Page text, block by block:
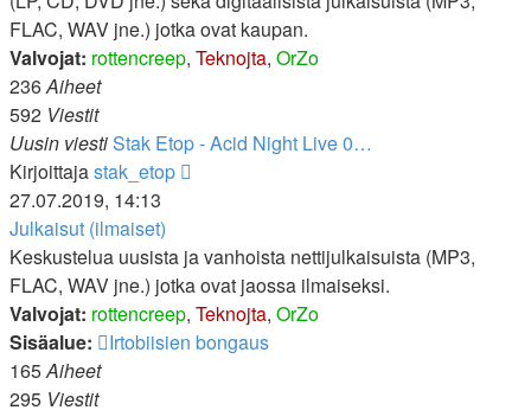
FLAC, WAV jne.) jotka ovat kaupan.
Valvojat: rottencreep, Teknojta, OrZo
236Aiheet
592 Viestit
Uusin viestiStak Etop - Acid Night Live 0…
Kirjoittajastak_etop
27.07.2019, 14:13
Julkaisut (ilmaiset)
Keskustelua uusista ja vanhoista nettijulkaisuista (MP3,
FLAC, WAV jne.) jotka ovat jaossa ilmaiseksi.
Valvojat: rottencreep, Teknojta, OrZo
Sisäalue:
Irtobiisien bongaus
165Aiheet
295 Viestit